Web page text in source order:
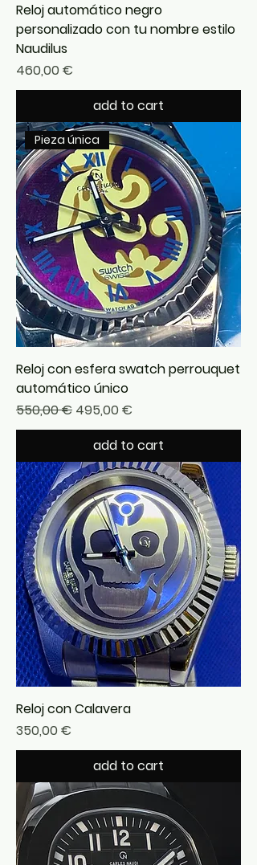
Reloj automático negro
personalizado con tu nombre estilo
Naudilus
Precio
460,00 €
add to cart
Pieza única
Reloj con esfera swatch perrouquet
automático único
Precio
550,00 € Precio de oferta
495,00 €
add to cart
Reloj con Calavera
Precio
350,00 €
add to cart